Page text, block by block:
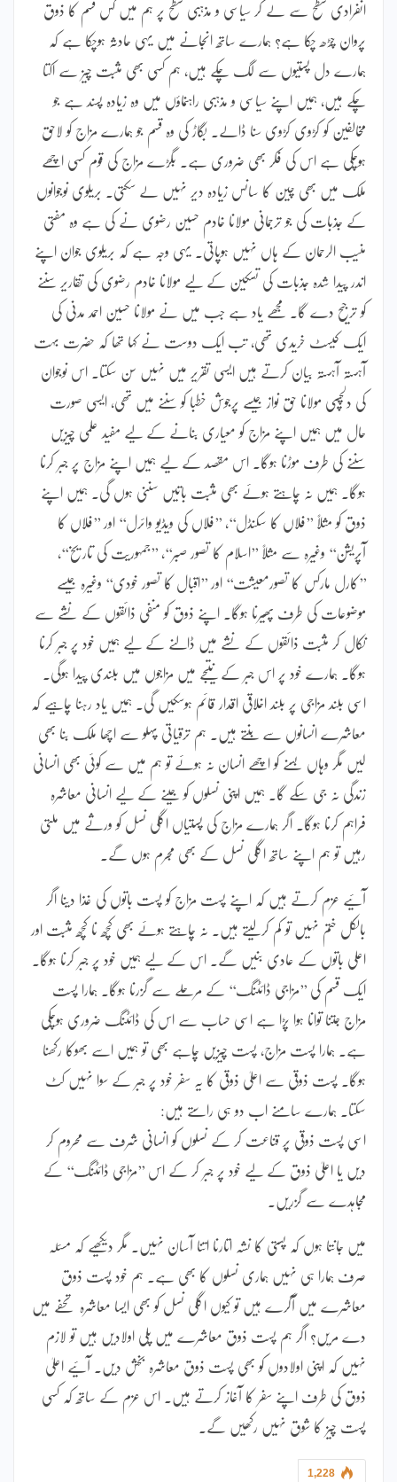
انفرادی سطح سے لے کر سیاسی و مذہبی سطح پر ہم میں کس قسم کا ذوق
پروان چڑھ چکا ہے؟ ہمارے ساتھ انجانے میں یہی حادثہ ہوچکا ہے کہ
ہمارے دل پستیوں سے لگ چکے ہیں، ہم کسی بھی مثبت چیز سے اکتا
چکے ہیں، ہمیں اپنے سیاسی و مذہبی راہنماؤں میں وہ زیادہ پسند ہے جو
مخالفین کو کڑوی کڑوی سنا ڈالے۔ بگاڑ کی وہ قسم جو ہمارے مزاج کو لاحق
ہوچکی ہے اس کی فکر بھی ضروری ہے۔ بگڑے مزاج کی قوم کسی اچھے
ملک میں بھی چین کا سانس زیادہ دیر نہیں لے سکتی۔ بریلوی نوجوانوں
کے جذبات کی جو ترجمانی مولانا خادم حسین رضوی نے کی ہے وہ مفتی
منیب الرحمان کے ہاں نہیں ہوپاتی۔ یہی وجہ ہے کہ بریلوی جوان اپنے
اندر پیدا شدہ جذبات کی تسکین کے لیے مولانا خادم رضوی کی تقاریر سننے
کو ترجیح دے گا۔ مجھے یاد ہے جب میں نے مولانا حسین احمد مدنی کی
ایک کیسٹ خریدی تھی، تب ایک دوست نے کہا تھا کہ حضرت بہت
آہستہ آہستہ بیان کرتے ہیں ایسی تقریر میں نہیں سن سکتا۔ اس نوجوان
کی دلچسپی مولانا حق نواز جیسے پرجوش خطبا کو سننے میں تھی، ایسی صورت
حال میں ہمیں اپنے مزاج کو معیاری بنانے کے لیے مفید علمی چیزیں
سننے کی طرف موڑنا ہوگا۔ اس مقصد کے لیے ہمیں اپنے مزاج پر جبر کرنا
ہوگا۔ ہمیں نہ چاہتے ہوئے بھی مثبت باتیں سننی ہوں گی۔ ہمیں اپنے
ذوق کو مثلاً ’’فلاں کا سکنڈل‘‘، ’’فلاں کی ویڈیو وائرل‘‘ اور ’’فلاں کا
آپریشن‘‘ وغیرہ سے مثلاً ’’اسلام کا تصور صبر‘‘، ’’جمہوریت کی تاریخ‘‘،
’’کارل مارکس کا تصورمعیشت‘‘ اور ’’اقبال کا تصور خودی‘‘ وغیرہ جیسے
موضوعات کی طرف پھیرنا ہوگا۔ اپنے ذوق کو منفی ذائقوں کے نشے سے
نکال کر مثبت ذائقوں کے نشے میں ڈالنے کے لیے ہمیں خود پر جبر کرنا
ہوگا۔ ہمارے خود پر اس جبر کے نتیجے میں مزاجوں میں بلندی پیدا ہوگی۔
اسی بلند مزاجی پر بلند اخلاقی اقدار قائم ہوسکیں گی۔ ہمیں یاد رہنا چاہیے کہ
معاشرے انسانوں سے بنتے ہیں۔ ہم ترقیاتی پہلو سے اچھا ملک بنا بھی
لیں مگر وہاں بسنے کو اچھے انسان نہ ہوئے تو ہم میں سے کوئی بھی انسانی
زندگی نہ جی سکے گا۔ ہمیں اپنی نسلوں کو جینے کے لیے انسانی معاشرہ
فراہم کرنا ہوگا۔ اگر ہمارے مزاج کی پستیاں اگلی نسل کو ورثے میں ملتی
رہیں تو ہم اپنے ساتھ اگلی نسل کے بھی مجرم ہوں گے۔
آئیے عزم کرتے ہیں کہ اپنے پست مزاج کو پست باتوں کی غذا دینا اگر
بالکل ختم نہیں تو کم کرلیتے ہیں۔ نہ چاہتے ہوئے بھی کچھ نا کچھ مثبت اور
اعلی باتوں کے عادی بنیں گے۔ اس کے لیے ہمیں خود پر جبر کرنا ہوگا۔
ایک قسم کی ’’مزاجی ڈائٹنگ‘‘ کے مرحلے سے گزرنا ہوگا۔ ہمارا پست
مزاج جتنا توانا ہوا پڑا ہے اسی حساب سے اس کی ڈائٹنگ ضروری ہوچکی
ہے۔ ہمارا پست مزاج، پست چیزیں چاہے بھی تو ہمیں اسے بھوکا رکھنا
ہوگا۔ پست ذوقی سے اعلیٰ ذوقی کا یہ سفر خود پر جبر کے سوا نہیں کٹ
سکتا۔ ہمارے سامنے اب دو ہی راستے ہیں:
اسی پست ذوقی پر قناعت کر کے نسلوں کو انسانی شرف سے محروم کر
دیں یا اعلیٰ ذوق کے لیے خود پر جبر کر کے اس ’’مزاجی ڈائٹنگ‘‘ کے
مجاہدے سے گزریں۔
میں جانتا ہوں کہ پستی کا نشہ اتارنا اتنا آسان نہیں۔ مگر دیکھیے کہ مسئلہ
صرف ہمارا ہی نہیں ہماری نسلوں کا بھی ہے۔ ہم خود پست ذوق
معاشرے میں آگرے ہیں تو کیوں اگلی نسل کو بھی ایسا معاشرہ تحفے میں
دے مریں؟ اگر ہم پست ذوق معاشرے میں پلی اولادیں ہیں تو لازم
نہیں کہ اپنی اولادوں کو بھی پست ذوق معاشرہ بخش دیں۔ آئیے اعلیٰ
ذوق کی طرف اپنے سفر کا آغاز کرتے ہیں۔ اس عزم کے ساتھ کہ کسی
پست چیز کا شوق نہیں رکھیں گے۔
1,228